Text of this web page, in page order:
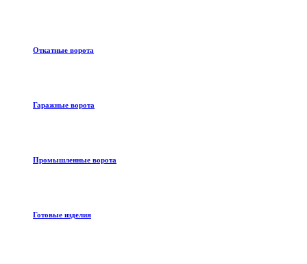
Откатные ворота
Гаражные ворота
Промышленные ворота
Готовые изделия